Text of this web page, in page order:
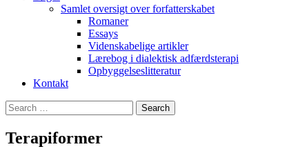
Samlet oversigt over forfatterskabet
Romaner
Essays
Videnskabelige artikler
Lærebog i dialektisk adfærdsterapi
Opbyggelseslitteratur
Kontakt
Search
for:
Terapiformer